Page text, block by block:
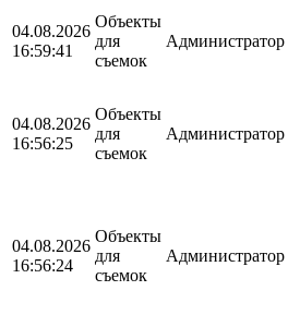
04.08.2026
16:59:41
Объекты
для
съемок
Администратор
04.08.2026
16:56:25
Объекты
для
съемок
Администратор
04.08.2026
16:56:24
Объекты
для
съемок
Администратор